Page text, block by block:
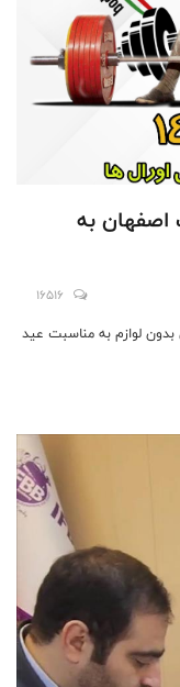
اصفهان به
16516
بدون لوازم به مناسبت عید